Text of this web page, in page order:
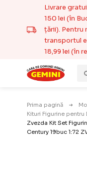
Livrare
150 lei (în
țării). Pentru
transportul
18,99 lei (în
Prima pagină
Kituri Figurine pentru
Zvezda Kit Set
Century 19buc 1:72